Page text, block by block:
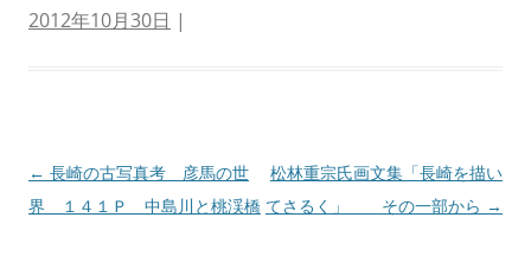
2012年10月30日 |
投
稿
← 長崎の古写真考 彦馬の世
界 １４１Ｐ 中島川と桃渓橋
松林重宗氏画文集「長崎を描い
てさるく」 その一部から →